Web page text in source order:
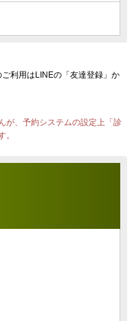
ご利用はLINEの「友達登録」か
が、予約システムの設定上「診
。